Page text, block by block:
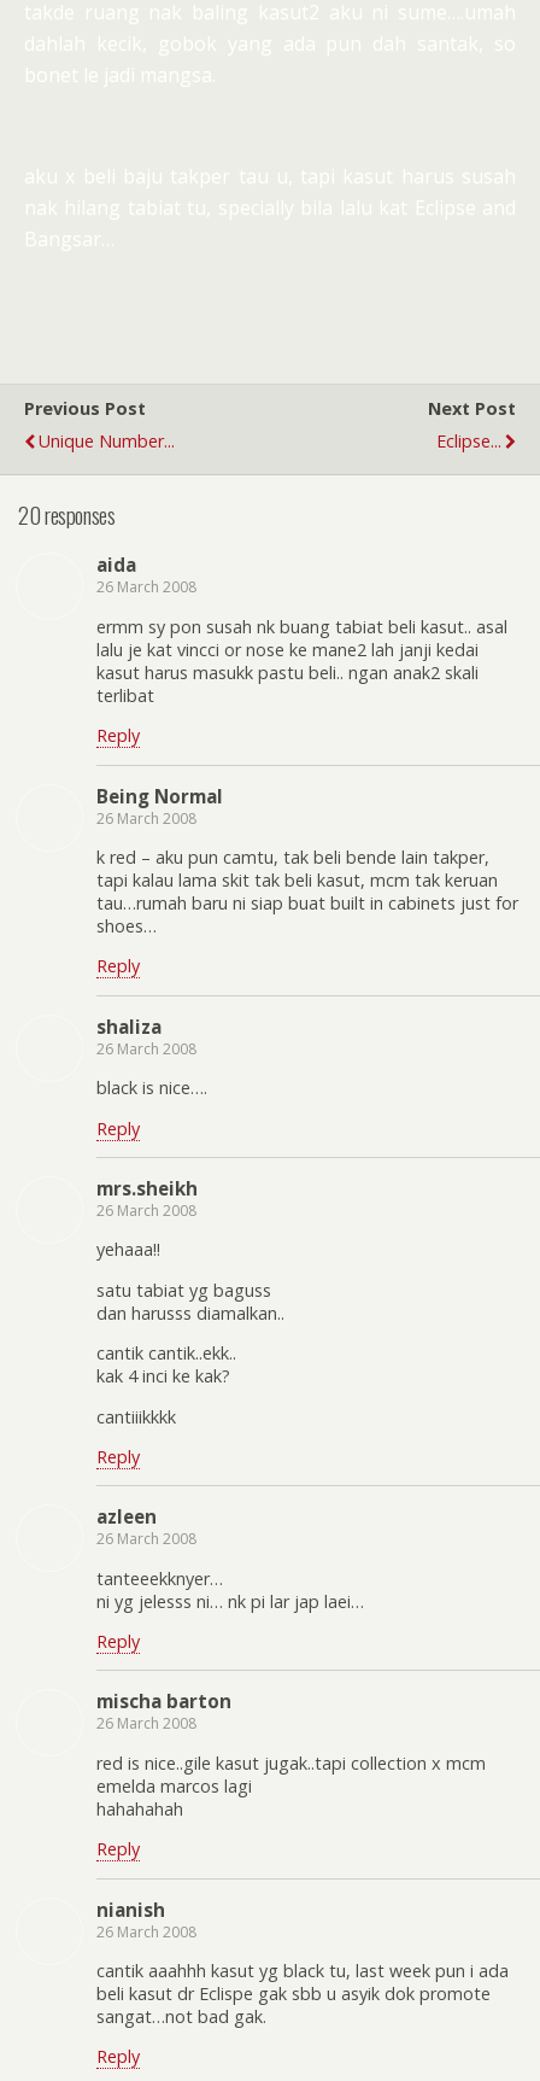
takde ruang nak baling kasut2 aku ni sume….umah
dahlah kecik, gobok yang ada pun dah santak, so
bonet le jadi mangsa.
aku x beli baju takper tau u, tapi kasut harus susah
nak hilang tabiat tu, specially bila lalu kat Eclipse and
Bangsar…
Previous Post
Unique Number...
Next Post
Eclipse...
20 responses
aida
26 March 2008
ermm sy pon susah nk buang tabiat beli kasut.. asal
lalu je kat vincci or nose ke mane2 lah janji kedai
kasut harus masukk pastu beli.. ngan anak2 skali
terlibat
Reply
Being Normal
26 March 2008
k red – aku pun camtu, tak beli bende lain takper,
tapi kalau lama skit tak beli kasut, mcm tak keruan
tau…rumah baru ni siap buat built in cabinets just for
shoes…
Reply
shaliza
26 March 2008
black is nice….
Reply
mrs.sheikh
26 March 2008
yehaaa!!
satu tabiat yg baguss
dan harusss diamalkan..
cantik cantik..ekk..
kak 4 inci ke kak?
cantiiikkkk
Reply
azleen
26 March 2008
tanteeekknyer…
ni yg jelesss ni… nk pi lar jap laei…
Reply
mischa barton
26 March 2008
red is nice..gile kasut jugak..tapi collection x mcm
emelda marcos lagi
hahahahah
Reply
nianish
26 March 2008
cantik aaahhh kasut yg black tu, last week pun i ada
beli kasut dr Eclispe gak sbb u asyik dok promote
sangat…not bad gak.
Reply